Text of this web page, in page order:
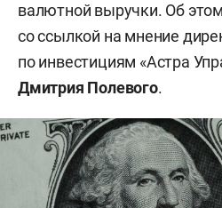
валютной выручки. Об
со ссылкой на мнение
по инвестициям «Астра
Дмитрия Полевого.